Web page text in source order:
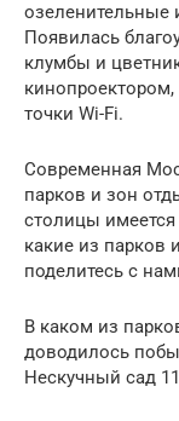
озеленительные
Появилась
клумбы и
точки Wi-Fi.
Современная
парков и зон
столицы
какие из парков
поделитесь с
В каком из
доводилось
Нескучный сад